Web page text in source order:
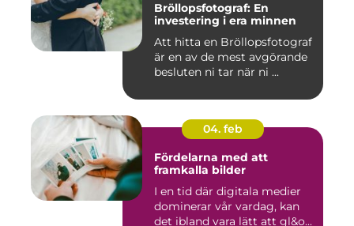
Bröllopsfotograf: En
investering i era minnen
Att hitta en Bröllopsfotograf
är en av de mest avgörande
besluten ni tar när ni ...
04. feb
Fördelarna med att
framkalla bilder
I en tid där digitala medier
dominerar vår vardag, kan
det ibland vara lätt att gl&o...